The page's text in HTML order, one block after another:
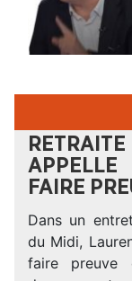
APPELLE
FAIRE
Dans un
du Midi,
faire preuve